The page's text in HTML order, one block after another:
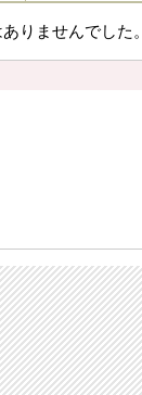
りませんでした。